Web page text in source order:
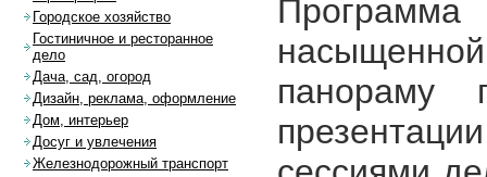
Программа
панораму
Городское хозяйство
Гостиничное и ресторанное
дело
Дача, сад, огород
Дизайн, реклама, оформление
Дом, интерьер
Досуг и увлечения
Железнодорожный транспорт